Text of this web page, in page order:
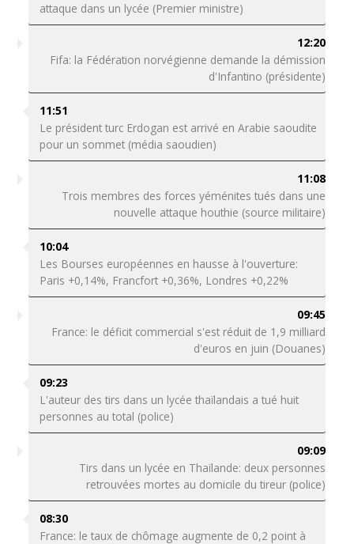
attaque dans un lycée (Premier ministre)
12:20
Fifa: la Fédération norvégienne demande la démission
d'Infantino (présidente)
11:51
Le président turc Erdogan est arrivé en Arabie saoudite
pour un sommet (média saoudien)
11:08
Trois membres des forces yéménites tués dans une
nouvelle attaque houthie (source militaire)
10:04
Les Bourses européennes en hausse à l'ouverture:
Paris +0,14%, Francfort +0,36%, Londres +0,22%
09:45
France: le déficit commercial s'est réduit de 1,9 milliard
d'euros en juin (Douanes)
09:23
L'auteur des tirs dans un lycée thaïlandais a tué huit
personnes au total (police)
09:09
Tirs dans un lycée en Thaïlande: deux personnes
retrouvées mortes au domicile du tireur (police)
08:30
France: le taux de chômage augmente de 0,2 point à